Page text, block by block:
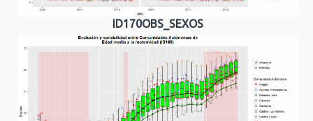
ID170OBS_SEXOS